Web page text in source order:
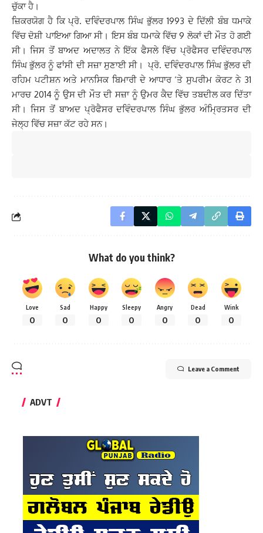
ਚੁੱਕਾ ਹੈ।
ਜ਼ਿਕਰਯੋਗ ਹੈ ਕਿ ਪ੍ਰੋ. ਦਵਿੰਦਰਪਾਲ ਸਿੰਘ ਭੁੱਲਰ 1993 ਦੇ ਦਿੱਲੀ ਬੰਬ ਧਮਾਕੇ
ਵਿੱਚ ਦੋਸ਼ੀ ਪਾਇਆ ਗਿਆ ਸੀ। ਇਸ ਬੰਬ ਧਮਾਕੇ ਵਿੱਚ 9 ਲੋਕਾਂ ਦੀ ਮੌਤ ਹੋ ਗਈ
ਸੀ। ਜਿਸ ਤੋਂ ਬਾਅਦ ਅਦਾਲਤ ਨੇ ਇੱਕ ਫੈਸਲੇ ਵਿੱਚ ਪ੍ਰੋਫੈਸਰ ਦਵਿੰਦਰਪਾਲ
ਸਿੰਘ ਭੁੱਲਰ ਨੂੰ ਫਾਂਸੀ ਦੀ ਸਜ਼ਾ ਸੁਣਾਈ ਸੀ। ਪ੍ਰੋ. ਦਵਿੰਦਰਪਾਲ ਸਿੰਘ ਭੁੱਲਰ ਦੀ
ਰਹਿਮ ਪਟੀਸ਼ਨ ਅਤੇ ਮਾਨਸਿਕ ਬਿਮਾਰੀ ਦੇ ਆਧਾਰ ‘ਤੇ ਸੁਪਰੀਮ ਕੋਰਟ ਨੇ 31
ਮਾਰਚ 2014 ਨੂੰ ਉਸ ਦੀ ਮੌਤ ਦੀ ਸਜ਼ਾ ਨੂੰ ਉਮਰ ਕੈਦ ਵਿੱਚ ਤਬਦੀਲ ਕਰ ਦਿੱਤਾ
ਸੀ। ਜਿਸ ਤੋਂ ਬਾਅਦ ਪ੍ਰੋਫੈਸਰ ਦਵਿੰਦਰਪਾਲ ਸਿੰਘ ਭੁੱਲਰ ਅੰਮ੍ਰਿਤਸਰ ਦੀ
ਜੇਲ੍ਹ ਵਿੱਚ ਸਜ਼ਾ ਕੱਟ ਰਹੇ ਸਨ।
What do you think?
Love
0
Sad
0
Happy
0
Sleepy
0
Angry
0
Dead
0
Wink
0
Leave a Comment
ADVT